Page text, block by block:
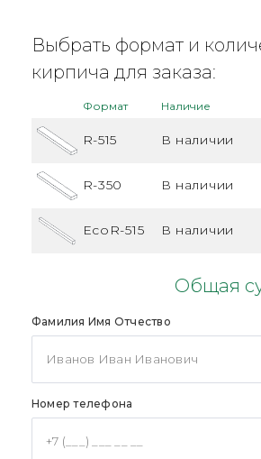
Выбрать формат и
кирпича для заказа:
Формат Наличие
R-515 В наличии
R-350 В наличии
EcoR-515 В наличии
Общая
Фамилия Имя Отчество
Номер телефона